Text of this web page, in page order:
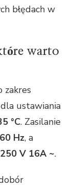
błędach w
warto
zakres
ustawiania
°C. Zasilanie
Hz, a
250 V 16A ~.